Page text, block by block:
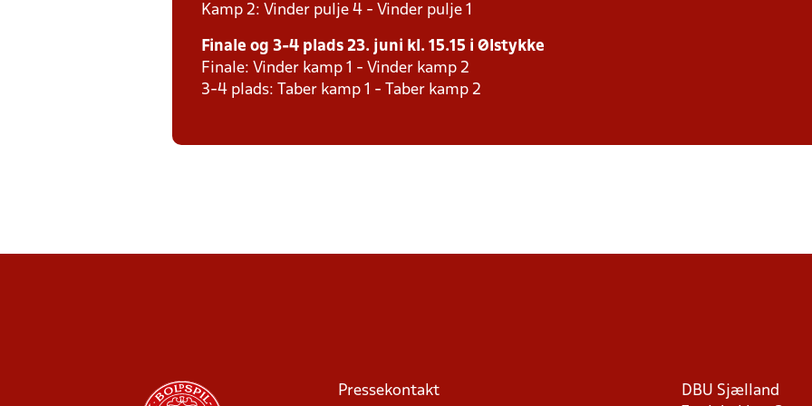
Kamp 2: Vinder pulje 4 - Vinder pulje 1
Finale og 3-4 plads 23. juni kl. 15.15 i Ølstykke
Finale: Vinder kamp 1 - Vinder kamp 2
3-4 plads: Taber kamp 1 - Taber kamp 2
Pressekontakt
DBU Sjælland